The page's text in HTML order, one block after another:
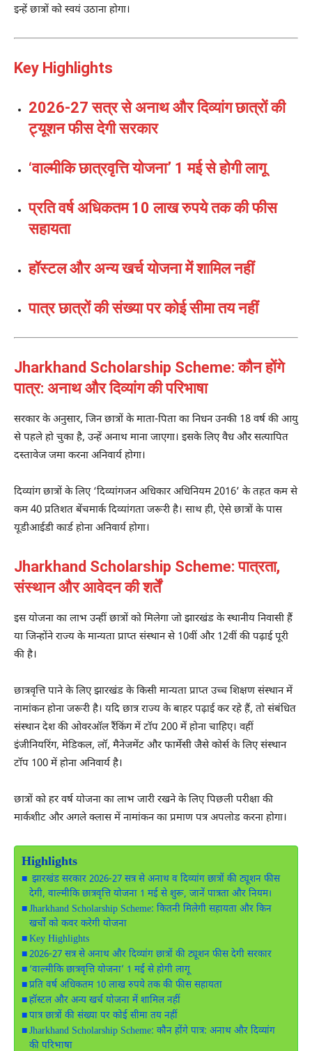
इन्हें छात्रों को स्वयं उठाना होगा।
Key Highlights
2026-27 सत्र से अनाथ और दिव्यांग छात्रों की
ट्यूशन फीस देगी सरकार
‘वाल्मीकि छात्रवृत्ति योजना’ 1 मई से होगी लागू
प्रति वर्ष अधिकतम 10 लाख रुपये तक की फीस
सहायता
हॉस्टल और अन्य खर्च योजना में शामिल नहीं
पात्र छात्रों की संख्या पर कोई सीमा तय नहीं
Jharkhand Scholarship Scheme: कौन होंगे
पात्र: अनाथ और दिव्यांग की परिभाषा
सरकार के अनुसार, जिन छात्रों के माता-पिता का निधन उनकी 18 वर्ष की आयु
से पहले हो चुका है, उन्हें अनाथ माना जाएगा। इसके लिए वैध और सत्यापित
दस्तावेज जमा करना अनिवार्य होगा।
दिव्यांग छात्रों के लिए ‘दिव्यांगजन अधिकार अधिनियम 2016’ के तहत कम से
कम 40 प्रतिशत बेंचमार्क दिव्यांगता जरूरी है। साथ ही, ऐसे छात्रों के पास
यूडीआईडी कार्ड होना अनिवार्य होगा।
Jharkhand Scholarship Scheme: पात्रता,
संस्थान और आवेदन की शर्तें
इस योजना का लाभ उन्हीं छात्रों को मिलेगा जो झारखंड के स्थानीय निवासी हैं
या जिन्होंने राज्य के मान्यता प्राप्त संस्थान से 10वीं और 12वीं की पढ़ाई पूरी
की है।
छात्रवृत्ति पाने के लिए झारखंड के किसी मान्यता प्राप्त उच्च शिक्षण संस्थान में
नामांकन होना जरूरी है। यदि छात्र राज्य के बाहर पढ़ाई कर रहे हैं, तो संबंधित
संस्थान देश की ओवरऑल रैंकिंग में टॉप 200 में होना चाहिए। वहीं
इंजीनियरिंग, मेडिकल, लॉ, मैनेजमेंट और फार्मेसी जैसे कोर्स के लिए संस्थान
टॉप 100 में होना अनिवार्य है।
छात्रों को हर वर्ष योजना का लाभ जारी रखने के लिए पिछली परीक्षा की
मार्कशीट और अगले क्लास में नामांकन का प्रमाण पत्र अपलोड करना होगा।
Highlights
झारखंड सरकार 2026-27 सत्र से अनाथ व दिव्यांग छात्रों की ट्यूशन फीस
देगी, वाल्मीकि छात्रवृत्ति योजना 1 मई से शुरू, जानें पात्रता और नियम।
Jharkhand Scholarship Scheme: कितनी मिलेगी सहायता और किन
खर्चों को कवर करेगी योजना
Key Highlights
2026-27 सत्र से अनाथ और दिव्यांग छात्रों की ट्यूशन फीस देगी सरकार
‘वाल्मीकि छात्रवृत्ति योजना’ 1 मई से होगी लागू
प्रति वर्ष अधिकतम 10 लाख रुपये तक की फीस सहायता
हॉस्टल और अन्य खर्च योजना में शामिल नहीं
पात्र छात्रों की संख्या पर कोई सीमा तय नहीं
Jharkhand Scholarship Scheme: कौन होंगे पात्र: अनाथ और दिव्यांग
की परिभाषा